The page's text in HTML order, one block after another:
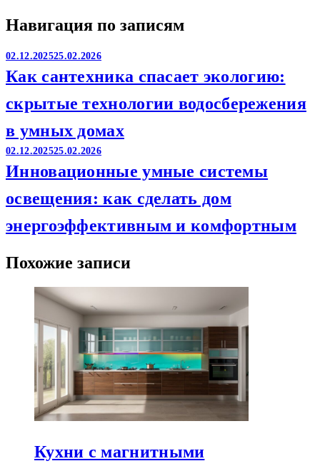
Навигация по записям
02.12.202525.02.2026
Как сантехника спасает экологию:
скрытые технологии водосбережения
в умных домах
02.12.202525.02.2026
Инновационные умные системы
освещения: как сделать дом
энергоэффективным и комфортным
Похожие записи
Кухни с магнитными